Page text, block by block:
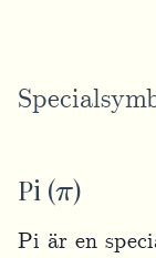
Pi ( )
Pi är en